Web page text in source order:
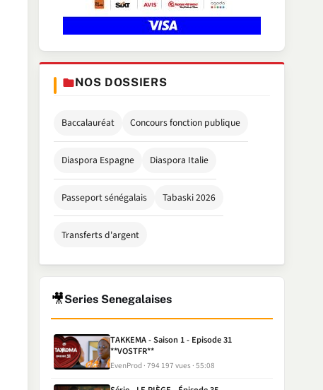
NOS DOSSIERS
Baccalauréat Concours fonction publique
Diaspora Espagne Diaspora Italie
Passeport sénégalais Tabaski 2026
Transferts d'argent
🎥Series Senegalaises
TAKKEMA - Saison 1 - Episode 31
**VOSTFR**
EvenProd 794 197 vues 55:08